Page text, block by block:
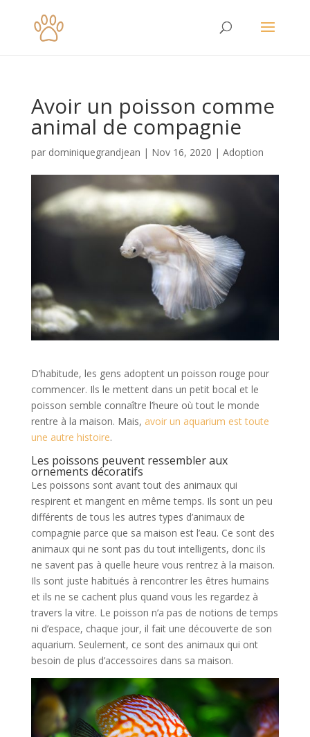
Avoir un poisson comme
animal de compagnie
par dominiquegrandjean | Nov 16, 2020 | Adoption
D’habitude, les gens adoptent un poisson rouge pour
commencer. Ils le mettent dans un petit bocal et le
poisson semble connaître l’heure où tout le monde
rentre à la maison. Mais, avoir un aquarium est toute
une autre histoire.
Les poissons peuvent ressembler aux
ornements décoratifs
Les poissons sont avant tout des animaux qui
respirent et mangent en même temps. Ils sont un peu
différents de tous les autres types d’animaux de
compagnie parce que sa maison est l’eau. Ce sont des
animaux qui ne sont pas du tout intelligents, donc ils
ne savent pas à quelle heure vous rentrez à la maison.
Ils sont juste habitués à rencontrer les êtres humains
et ils ne se cachent plus quand vous les regardez à
travers la vitre. Le poisson n’a pas de notions de temps
ni d’espace, chaque jour, il fait une découverte de son
aquarium. Seulement, ce sont des animaux qui ont
besoin de plus d’accessoires dans sa maison.